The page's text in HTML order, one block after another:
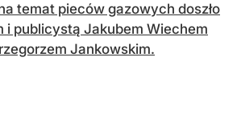
temat pieców gazowych doszło
i publicystą Jakubem Wiechem
Jankowskim.